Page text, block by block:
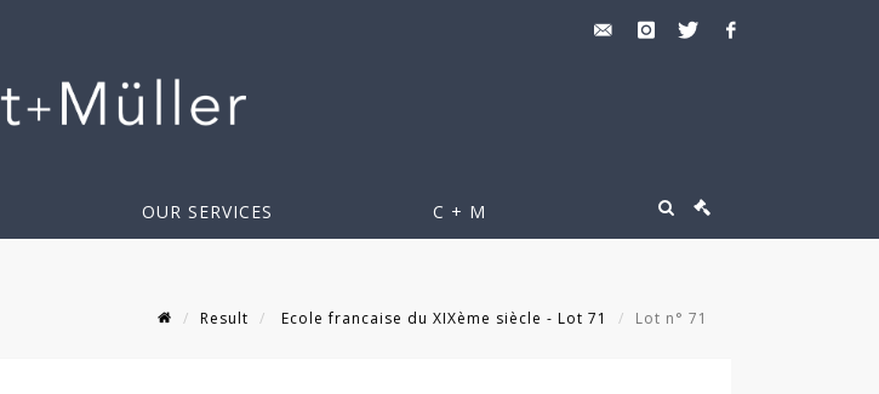
OUR SERVICES C + M
Result Ecole francaise du XIXème siècle - Lot 71 Lot n° 71